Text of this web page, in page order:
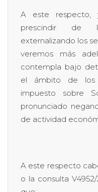
A este respecto,
prescindir de
externalizando los
veremos más
contempla bajo
el ámbito de los
impuesto sobre
pronunciado
de actividad
A este respecto
o la consulta